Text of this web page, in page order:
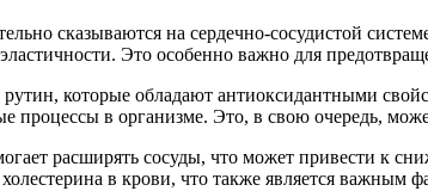
сказываются на сердечно-сосудистой
Это особенно важно для
которые обладают антиоксидантными
в организме. Это, в свою очередь,
расширять сосуды, что может привести к
в крови, что также является важным